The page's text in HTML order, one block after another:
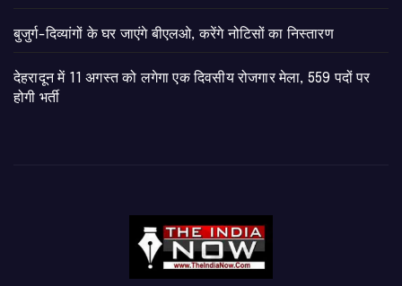
बुजुर्ग-दिव्यांगों के घर जाएंगे बीएलओ, करेंगे नोटिसों का निस्तारण
​देहरादून में 11 अगस्त को लगेगा एक दिवसीय रोजगार मेला, 559 पदों पर
होगी भर्ती